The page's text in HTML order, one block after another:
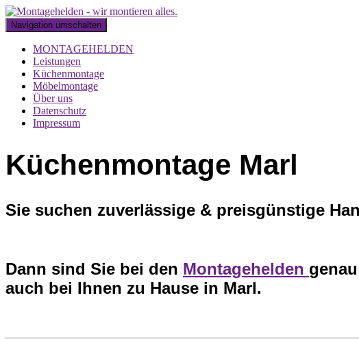
Navigation umschalten
MONTAGEHELDEN
Leistungen
Küchenmontage
Möbelmontage
Über uns
Datenschutz
Impressum
Küchenmontage Marl
Sie suchen zuverlässige & preisgünstige
Dann sind Sie bei den Montagehelden
auch bei Ihnen zu Hause in Marl.